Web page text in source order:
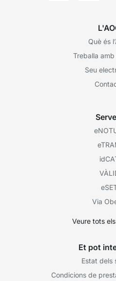
Què és
Treballa
Seu
Via
Veure tots
Et pot
Estat dels
Condicions de